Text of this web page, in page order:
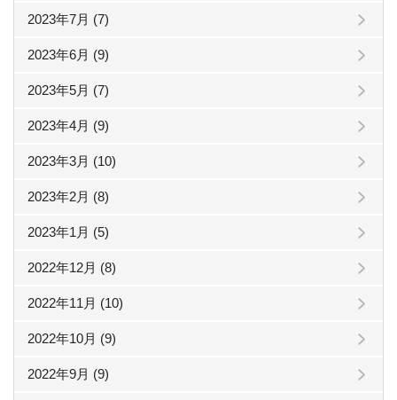
2023年7月 (7)
2023年6月 (9)
2023年5月 (7)
2023年4月 (9)
2023年3月 (10)
2023年2月 (8)
2023年1月 (5)
2022年12月 (8)
2022年11月 (10)
2022年10月 (9)
2022年9月 (9)